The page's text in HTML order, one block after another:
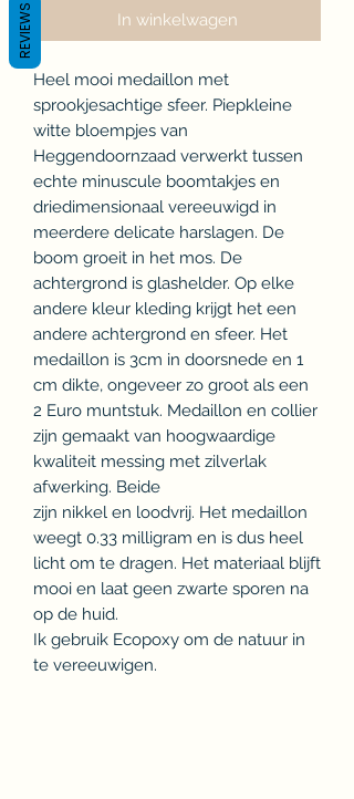
In winkelwagen
Heel mooi medaillon met
sprookjesachtige sfeer. Piepkleine
witte bloempjes van
Heggendoornzaad verwerkt tussen
echte minuscule boomtakjes en
driedimensionaal vereeuwigd in
meerdere delicate harslagen. De
boom groeit in het mos. De
achtergrond is glashelder. Op elke
andere kleur kleding krijgt het een
andere achtergrond en sfeer. Het
medaillon is 3cm in doorsnede en 1
cm dikte, ongeveer zo groot als een
2 Euro muntstuk. Medaillon en collier
zijn gemaakt van hoogwaardige
kwaliteit messing met zilverlak
afwerking. Beide
zijn nikkel en loodvrij. Het medaillon
weegt 0.33 milligram en is dus heel
licht om te dragen. Het materiaal blijft
mooi en laat geen zwarte sporen na
op de huid.
Ik gebruik Ecopoxy om de natuur in
te vereeuwigen.
REVIEWS